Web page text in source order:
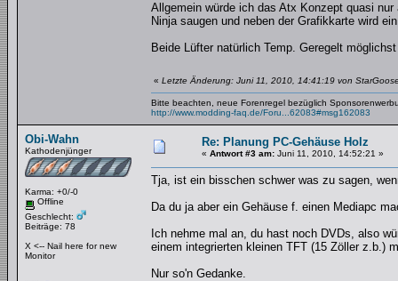
Allgemein würde ich das Atx Konzept quasi
Ninja saugen und neben der Grafikkarte wird
Beide Lüfter natürlich Temp. Geregelt
« Letzte Änderung: Juni 11, 2010, 14:41:19 von
Bitte beachten, neue Forenregel bezüglich
http://www.modding-faq.de/Foru...62083#msg162083
Obi-Wahn
Kathodenjünger
Karma: +0/-0
Offline
Geschlecht:
Beiträge: 78
X <-- Nail here for new
Monitor
Re: Planung PC-Gehäuse Holz
« Antwort #3 am: Juni 11, 2010, 14:52:21 »
Tja, ist ein bisschen schwer was zu sagen,
Da du ja aber ein Gehäuse f. einen Mediapc
Ich nehme mal an, du hast noch DVDs, also
einem integrierten kleinen TFT (15 Zöller z.b.)
Nur so'n Gedanke.